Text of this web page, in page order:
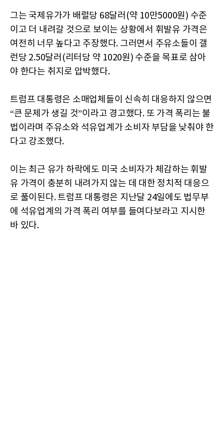
그는 국제유가가 배럴당 68달러(약 10만5000원) 수준
이고 더 내려갈 것으로 보이는 상황에서 휘발유 가격은
여전히 너무 높다고 주장했다. 그러면서 주유소들이 갤
런당 2.50달러(리터당 약 1020원) 수준을 목표로 삼아
야 한다는 취지로 압박했다.
트럼프 대통령은 소매업체들이 신속히 대응하지 않으면
“큰 문제가 생길 것”이라고 경고했다. 또 가격 폭리는 불
법이라며 주유소와 석유업계가 소비자 부담을 낮춰야 한
다고 강조했다.
이는 최근 유가 하락에도 미국 소비자가 체감하는 휘발
유 가격이 충분히 내려가지 않는 데 대한 정치적 대응으
로 풀이된다. 트럼프 대통령은 지난달 24일에도 법무부
에 석유업계의 가격 폭리 여부를 들여다보라고 지시한
바 있다.